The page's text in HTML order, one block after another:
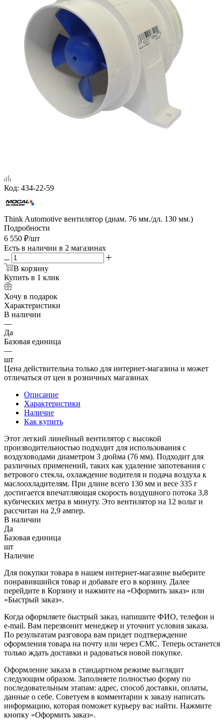
Код: 434-22-59
Think Automotive вентилятор (диам. 76 мм./дл. 130 мм.)
Подробности
6 550 ₽/шт
Есть в наличии в 2 магазинах
В корзину
Купить в 1 клик
Хочу в подарок
Характеристики
В наличии
—
Да
Базовая единица
—
шт
Цена действительна только для интернет-магазина и может
отличаться от цен в розничных магазинах
Описание
Характеристики
Наличие
Как купить
Этот легкий линейный вентилятор с высокой
производительностью подходит для использования с
воздуховодами диаметром 3 дюйма (76 мм). Подходит для
различных применений, таких как удаление запотевания с
ветрового стекла, охлаждение водителя и подача воздуха к
маслоохладителям. При длине всего 130 мм и весе 335 г
достигается впечатляющая скорость воздушного потока 3,8
кубических метра в минуту. Это вентилятор на 12 вольт и
рассчитан на 2,9 ампер.
В наличии
Да
Базовая единица
шт
Наличие
Для покупки товара в нашем интернет-магазине выберите
понравившийся товар и добавьте его в корзину. Далее
перейдите в Корзину и нажмите на «Оформить заказ» или
«Быстрый заказ».
Когда оформляете быстрый заказ, напишите ФИО, телефон и
e-mail. Вам перезвонит менеджер и уточнит условия заказа.
По результатам разговора вам придет подтверждение
оформления товара на почту или через СМС. Теперь останется
только ждать доставки и радоваться новой покупке.
Оформление заказа в стандартном режиме выглядит
следующим образом. Заполняете полностью форму по
последовательным этапам: адрес, способ доставки, оплаты,
данные о себе. Советуем в комментарии к заказу написать
информацию, которая поможет курьеру вас найти. Нажмите
кнопку «Оформить заказ».